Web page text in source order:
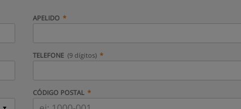
APELIDO
TELEFONE (9 dígitos)
CÓDIGO POSTAL